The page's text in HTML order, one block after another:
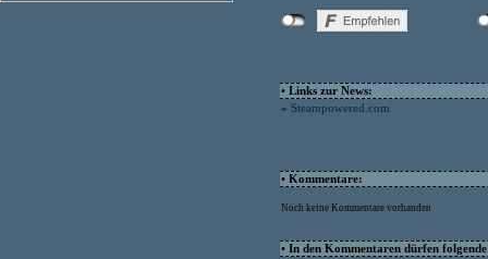
• Links zur News:
» Steampowered.com
• Kommentare:
Noch keine Kommentare vorhanden
• In den Kommentaren dürfen